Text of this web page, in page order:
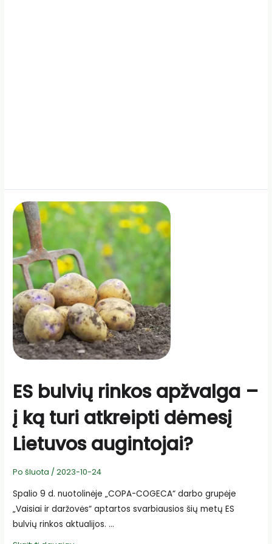
ES bulvių rinkos apžvalga –
į ką turi atkreipti dėmesį
Lietuvos augintojai?
Po šluota /2023-10-24
Spalio 9 d. nuotolinėje „COPA-COGECA“ darbo grupėje
„Vaisiai ir daržovės“ aptartos svarbiausios šių metų ES
bulvių rinkos aktualijos. …